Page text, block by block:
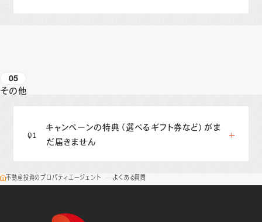
05
その他
キャンペーンの特典（選べるギフト券など）がま
だ届きません
不動産投資のプロパティエージェント よくある質問